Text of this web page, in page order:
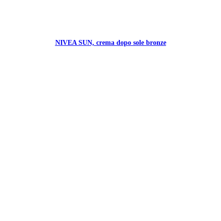
NIVEA SUN, crema dopo sole bronze